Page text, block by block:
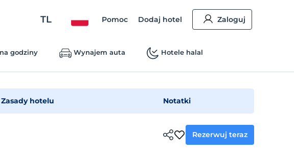
TL Pomoc Dodaj hotel Zaloguj
godziny Wynajem auta Hotele halal
Zasady hotelu Notatki
Rezerwuj teraz